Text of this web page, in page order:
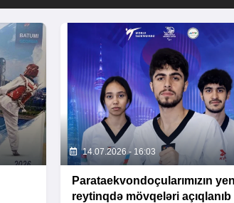
14.07.2026 - 16:03
Parataekvondoçularımızın
reytinqdə mövqeləri açıqlanıb